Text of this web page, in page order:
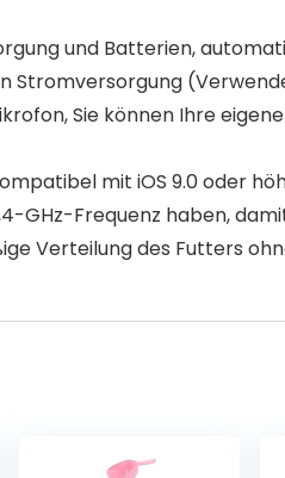
und Batterien,
Sie können Ihre
mit iOS 9.0 oder
GHz-Frequenz haben,
Verteilung des Futters